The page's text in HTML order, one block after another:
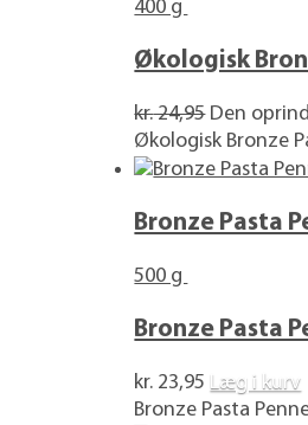
400 g
Økologisk
kr.24,95 Den
Økologisk Bronze
Bronze Pasta
500 g
Bronze Pasta
kr. 23,95 Læg i kurv
Bronze Pasta